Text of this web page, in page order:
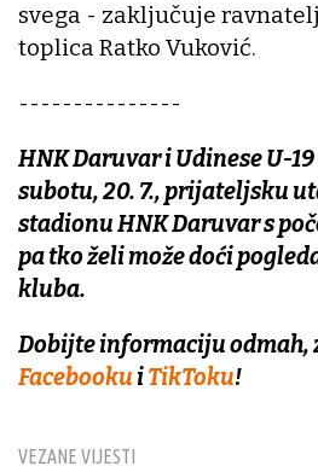
VEZANE VIJESTI
svega - zaključuje
toplica Ratko Vuković.
---------------
HNK Daruvar i Udinese U-19
subotu, 20. 7., prijateljsku
stadionu HNK Daruvar s
pa tko želi može doći
kluba.
Dobijte informaciju odmah,
FacebookuiTikToku!